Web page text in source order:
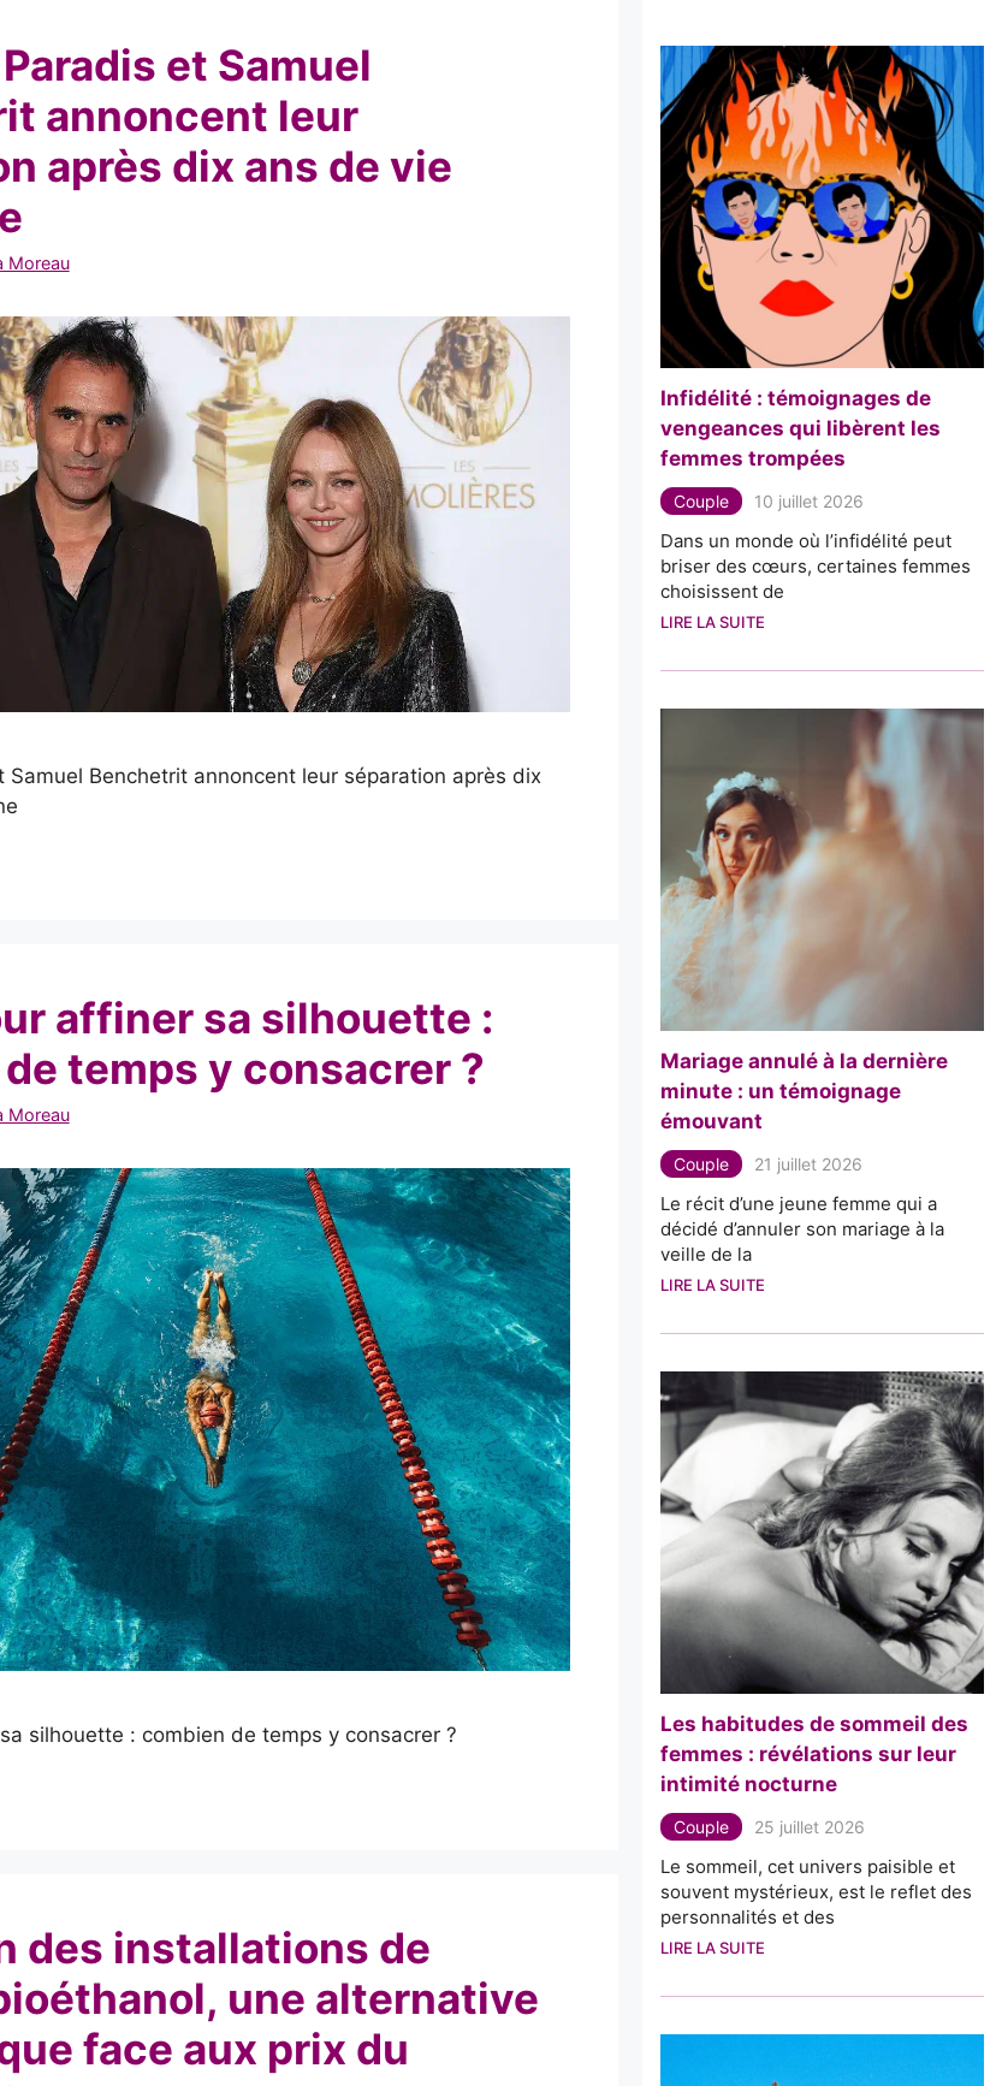
et Samuel
annoncent leur
après dix ans de vie
Moreau
Samuel Benchetrit annoncent leur séparation après dix
affiner sa silhouette :
temps y consacrer ?
Moreau
silhouette : combien de temps y consacrer ?
des installations de
une alternative
face aux prix du
Infidélité : témoignages de
vengeances qui libèrent les
femmes trompées
Couple 10 juillet 2026
Dans un monde où l’infidélité peut
briser des cœurs, certaines femmes
choisissent de
LIRE LA SUITE
Mariage annulé à la dernière
minute : un témoignage
émouvant
Couple 21 juillet 2026
Le récit d’une jeune femme qui a
décidé d’annuler son mariage à la
veille de la
LIRE LA SUITE
Les habitudes de sommeil des
femmes : révélations sur leur
intimité nocturne
Couple 25 juillet 2026
Le sommeil, cet univers paisible et
souvent mystérieux, est le reflet des
personnalités et des
LIRE LA SUITE